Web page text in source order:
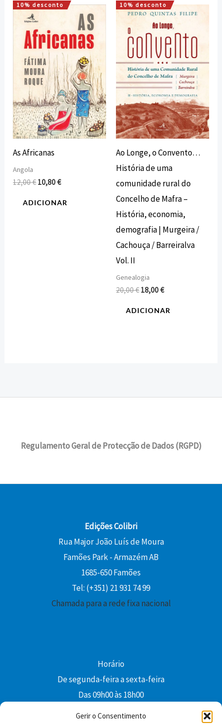
Gerir o Consentimento
10% desconto
As Africanas
Angola
12,00€
O
original
era:
12,00 €.
10,80€
O
preço
é:
10,80 €.
ADICIONAR
10% desconto
Ao Longe, o Convento…
História de uma
comunidade rural do
Concelho de Mafra –
História, economia,
demografia | Murgeira /
Cachouça / Barreiralva
Vol. II
Genealogia
20,00€
O
preço
original
era:
18,00€
O
preço
atual
é:
18,00 €.
ADICIONAR
Regulamento Geral de Protecção de Dados (RGPD)
Edições Colibri
Rua Major João Luís de Moura
Famões Park - Armazém AB
1685-650 Famões
Tel: (+351) 21 931 74 99
Chamada para a rede fixa nacional
Horário
De segunda-feira a sexta-feira
Das 09h00 às 18h00